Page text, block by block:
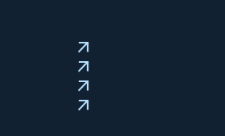
arrow_outward
arrow_outward
arrow_outward
arrow_outward